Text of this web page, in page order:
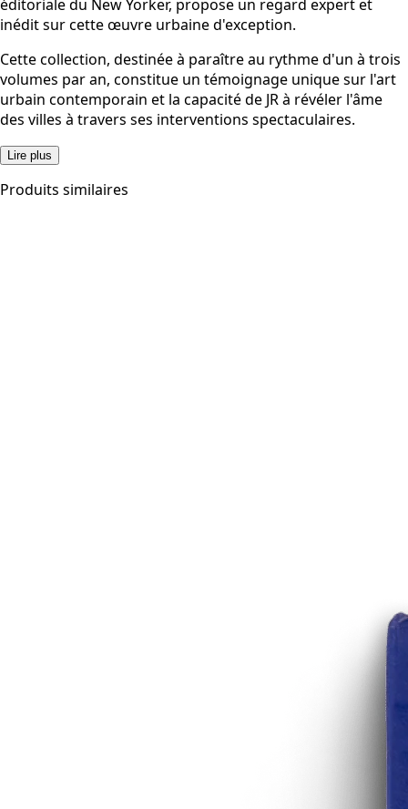
éditoriale du New Yorker, propose un regard expert et
inédit sur cette œuvre urbaine d'exception.
Cette collection, destinée à paraître au rythme d'un à trois
volumes par an, constitue un témoignage unique sur l'art
urbain contemporain et la capacité de JR à révéler l'âme
des villes à travers ses interventions spectaculaires.
Lire plus
Produits similaires